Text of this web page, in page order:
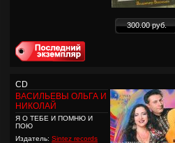
300.00 руб.
CD
ВАСИЛЬЕВЫ ОЛЬГА И
НИКОЛАЙ
Я О ТЕБЕ И ПОМНЮ И
ПОЮ
Издатель: Sintez records